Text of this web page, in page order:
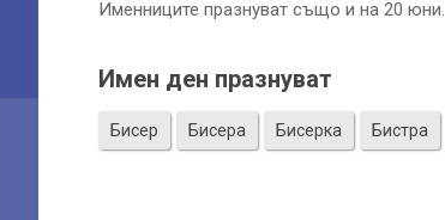
Именниците празнуват също и на 20 юни.
Имен ден празнуват
Бисер Бисера Бисерка Бистра